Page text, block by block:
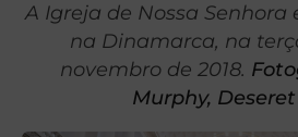
A Igreja de Nossa Senhora
na Dinamarca, na
novembro de 2018.
Murphy,